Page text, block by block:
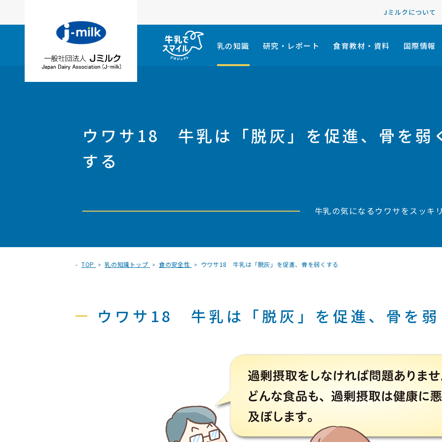
Jミルクについて
乳の知識 研究・レポート 食育教材・資料 国際情報
ウワサ18 牛乳は「脱灰」を促進、骨を弱
する
牛乳の気になるウワサをスッキ
TOP 乳の知識トップ 食の安全性 ウワサ18 牛乳は「脱灰」を促進、骨を弱くする
ウワサ18 牛乳は「脱灰」を促進、骨を